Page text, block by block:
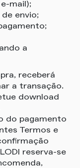
mail);
envio;
a
receberá
a transação.
download
do pagamento
Termos e
reserva-se